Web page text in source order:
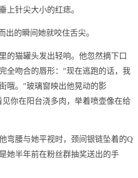
上针尖大小的红痣。
出的瞬间她就咬住舌尖。
的猫罐头发出轻响。他忽然摘下口
全吻合的唇形："现在逃跑的话，我
哦。"玻璃窗映出他晃动的影
你在阳台浇多肉，举着喷壶像在给
弯腰与她平视时，颈间银链坠着的Q
她半年前在粉丝群抽奖送出的手